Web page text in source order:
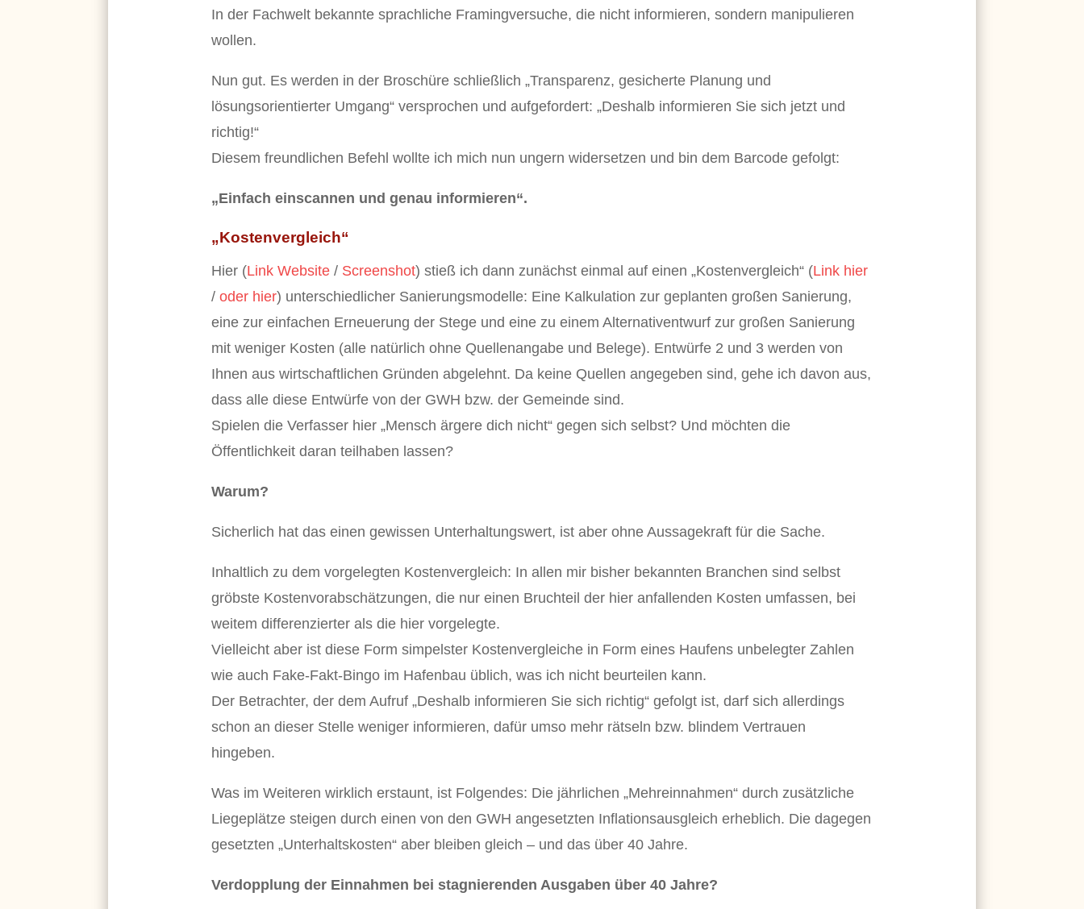
In der Fachwelt bekannte sprachliche Framingversuche, die nicht informieren, sondern manipulieren
wollen.
Nun gut. Es werden in der Broschüre schließlich „Transparenz, gesicherte Planung und
lösungsorientierter Umgang“ versprochen und aufgefordert: „Deshalb informieren Sie sich jetzt und
richtig!“
Diesem freundlichen Befehl wollte ich mich nun ungern widersetzen und bin dem Barcode gefolgt:
„Einfach einscannen und genau informieren“.
„Kostenvergleich“
Hier (Link Website/ Screenshot) stieß ich dann zunächst einmal auf einen „Kostenvergleich“ (Link hier
/ oder hier) unterschiedlicher Sanierungsmodelle: Eine Kalkulation zur geplanten großen Sanierung,
eine zur einfachen Erneuerung der Stege und eine zu einem Alternativentwurf zur großen Sanierung
mit weniger Kosten (alle natürlich ohne Quellenangabe und Belege). Entwürfe 2 und 3 werden von
Ihnen aus wirtschaftlichen Gründen abgelehnt. Da keine Quellen angegeben sind, gehe ich davon aus,
dass alle diese Entwürfe von der GWH bzw. der Gemeinde sind.
Spielen die Verfasser hier „Mensch ärgere dich nicht“ gegen sich selbst? Und möchten die
Öffentlichkeit daran teilhaben lassen?
Warum?
Sicherlich hat das einen gewissen Unterhaltungswert, ist aber ohne Aussagekraft für die Sache.
Inhaltlich zu dem vorgelegten Kostenvergleich: In allen mir bisher bekannten Branchen sind selbst
gröbste Kostenvorabschätzungen, die nur einen Bruchteil der hier anfallenden Kosten umfassen, bei
weitem differenzierter als die hier vorgelegte.
Vielleicht aber ist diese Form simpelster Kostenvergleiche in Form eines Haufens unbelegter Zahlen
wie auch Fake-Fakt-Bingo im Hafenbau üblich, was ich nicht beurteilen kann.
Der Betrachter, der dem Aufruf „Deshalb informieren Sie sich richtig“ gefolgt ist, darf sich allerdings
schon an dieser Stelle weniger informieren, dafür umso mehr rätseln bzw. blindem Vertrauen
hingeben.
Was im Weiteren wirklich erstaunt, ist Folgendes: Die jährlichen „Mehreinnahmen“ durch zusätzliche
Liegeplätze steigen durch einen von den GWH angesetzten Inflationsausgleich erheblich. Die dagegen
gesetzten „Unterhaltskosten“ aber bleiben gleich – und das über 40 Jahre.
Verdopplung der Einnahmen bei stagnierenden Ausgaben über 40 Jahre?